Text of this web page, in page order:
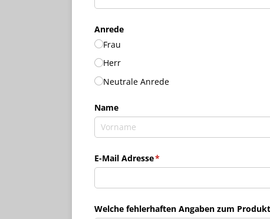
Anrede
Frau
Herr
Neutrale Anrede
Name
E-Mail Adresse*
(erforderlich)
Welche fehlerhaften Angaben zum